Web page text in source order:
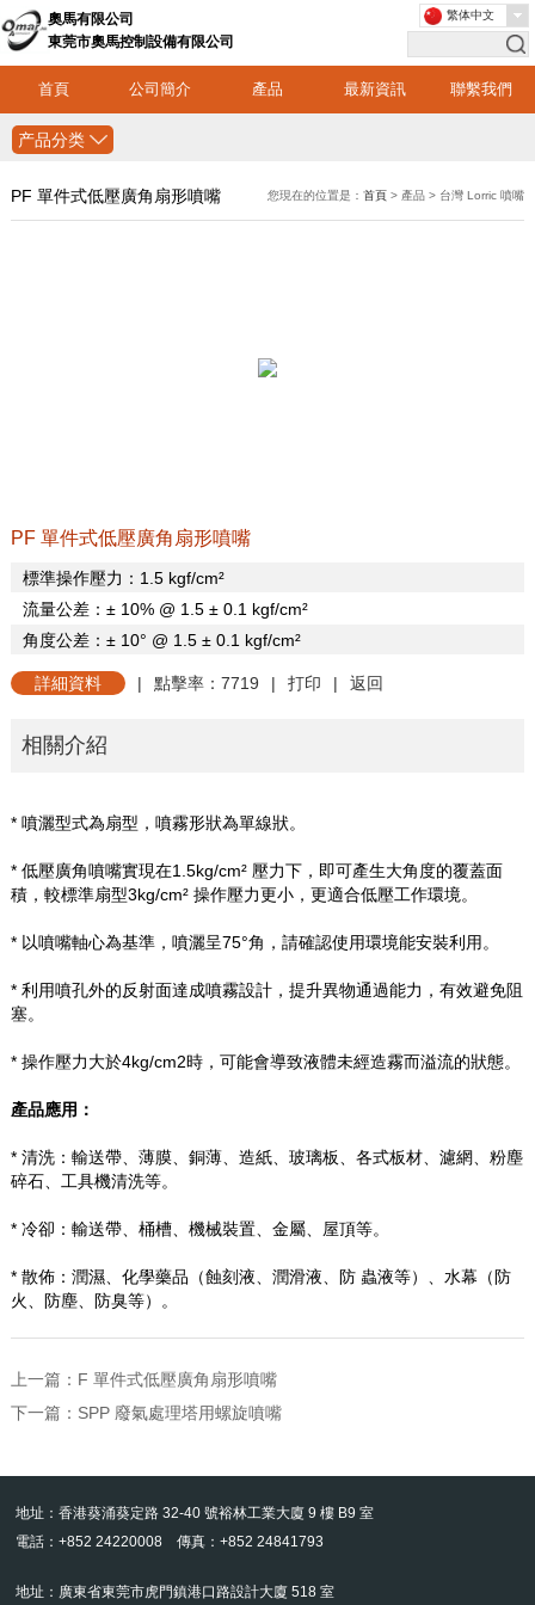
奧馬有限公司
東莞市奧馬控制設備有限公司
首頁 公司簡介 產品 最新資訊 聯繫我們
繁体中文
产品分类
PF 單件式低壓廣角扇形噴嘴 您現在的位置是：首頁 > 產品 > 台灣 Lorric 噴嘴
PF 單件式低壓廣角扇形噴嘴
標準操作壓力： 1.5 kgf/cm²
流量公差：±10% @ 1.5 ±0.1 kgf/cm²
角度公差：±10° @ 1.5 ±0.1 kgf/cm²
詳細資料 | 點擊率：7719 | 打印 | 返回
相關介紹
* 噴灑型式為扇型，噴霧形狀為單線狀。
* 低壓廣角噴嘴實現在1.5kg/cm² 壓力下，即可產生大角度的覆蓋面
積，較標準扇型3kg/cm² 操作壓力更小，更適合低壓工作環境。
* 以噴嘴軸心為基準，噴灑呈75°角，請確認使用環境能安裝利用。
* 利用噴孔外的反射面達成噴霧設計，提升異物通過能力，有效避免阻
塞。
* 操作壓力大於4kg/cm2時，可能會導致液體未經造霧而溢流的狀態。
產品應用：
* 清洗：輸送帶、薄膜、銅薄、造紙、玻璃板、各式板材、濾網、粉塵
碎石、工具機清洗等。
* 冷卻：輸送帶、桶槽、機械裝置、金屬、屋頂等。
* 散佈：潤濕、化學藥品（蝕刻液、潤滑液、防 蟲液等）、水幕（防
火、防塵、防臭等）。
上一篇： F 單件式低壓廣角扇形噴嘴
下一篇： SPP 廢氣處理塔用螺旋噴嘴
地址：香港葵涌葵定路 32-40 號裕林工業大廈 9 樓 B9 室
電話：+852 24220008 傳真：+852 24841793
地址：廣東省東莞市虎門鎮港口路設計大廈 518 室